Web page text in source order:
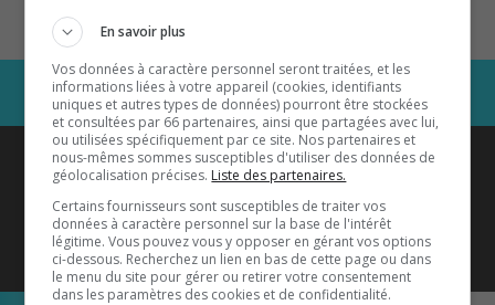
Coyote New Countryest diffusé
également sur1033 HD2
Écoutez-nous aussi sur…
En savoir plus
Vos données à caractère personnel seront traitées, et les
informations liées à votre appareil (cookies, identifiants
uniques et autres types de données) pourront être stockées
et consultées par 66 partenaires, ainsi que partagées avec lui,
ou utilisées spécifiquement par ce site. Nos partenaires et
nous-mêmes sommes susceptibles d'utiliser des données de
géolocalisation précises. Liste des partenaires.
Certains fournisseurs sont susceptibles de traiter vos
données à caractère personnel sur la base de l'intérêt
légitime. Vous pouvez vous y opposer en gérant vos options
ci-dessous. Recherchez un lien en bas de cette page ou dans
le menu du site pour gérer ou retirer votre consentement
dans les paramètres des cookies et de confidentialité.